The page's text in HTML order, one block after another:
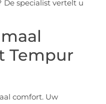
De specialist vertelt u
Tempur
comfort. Uw